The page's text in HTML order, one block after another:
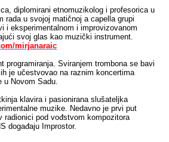
diplomirani etnomuzikolog i profesorica u
rada u svojoj matičnoj a capella grupi
i eksperimentalnom i improvizovanom
svoj glas kao muzički instrument.
mirjanaraic
programiranja. Sviranjem trombona se bavi
je učestvovao na raznim koncertima
Novom Sadu.
klavira i pasionirana slušateljka
muzike. Nedavno je prvi put
radionici pod vođstvom kompozitora
događaju Improstor.